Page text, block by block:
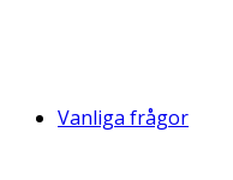
Vanliga frågor